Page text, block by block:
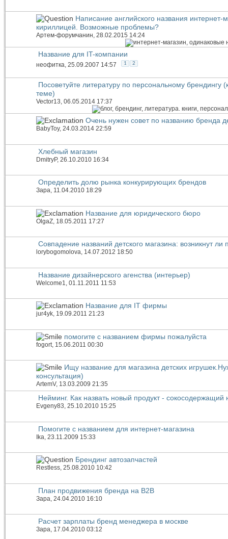
Написание английского названия интернет-
кириллицей. Возможные проблемы?
Артем-форумчанин , 28.02.2015 14:24
Название для IT-компании
неофитка , 25.09.2007 14:57 1 2
Посоветуйте литературу по персональному брендингу
теме)
Vector13, 06.05.2014 17:37
Очень нужен совет по названию бренда
BabyToy, 24.03.2014 22:59
Хлебный магазин
DmitryP, 26.10.2010 16:34
Определить долю рынка конкурирующих брендов
Зара, 11.04.2010 18:29
Название для юридического бюро
OlgaZ , 18.05.2011 17:27
Совпадение названий детского магазина: возникнут ли
lorybogomolova, 14.07.2012 18:50
Название дизайнерского агенства (интерьер)
Welcome1 , 01.11.2011 11:53
Название для IT фирмы
jur4yk, 19.09.2011 21:23
помогите с названием фирмы пожалуйста
fogort , 15.06.2011 00:30
Ищу название для магазина детских
консультация)
ArtemV, 13.03.2009 21:35
Нейминг. Как назвать новый продукт - сокосодержащий
Evgeny83, 25.10.2010 15:25
Помогите с названием для интернет-магазина
Ika, 23.11.2009 15:33
Брендинг автозапчастей
Restless, 25.08.2010 10:42
План продвижения бренда на B2B
Зара, 24.04.2010 16:10
Расчет зарплаты бренд менеджера в москве
Зара, 17.04.2010 03:12